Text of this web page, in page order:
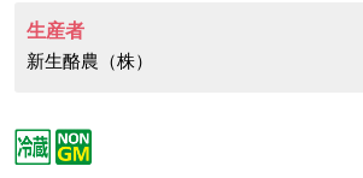
生産者
新生酪農（株）